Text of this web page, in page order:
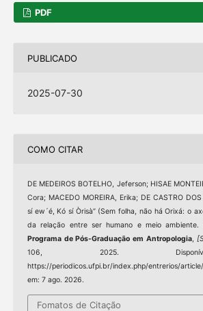
PDF
PUBLICADO
2025-07-30
COMO CITAR
DE MEDEIROS BOTELHO, Jeferson; HISAE
Cora; MACEDO MOREIRA, Erika; DE CASTRO
sí ew´é, Kó sí Òrisà” (Sem folha, não há Orixá: o
da relação entre ser humano e meio ambiente.
Programa de Pós-Graduação em Antropologia,
106, 2025.
https://periodicos.ufpi.br/index.php/entrerios/
em: 7 ago. 2026.
Fomatos de Citação